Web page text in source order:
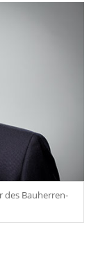
des Bauherren-